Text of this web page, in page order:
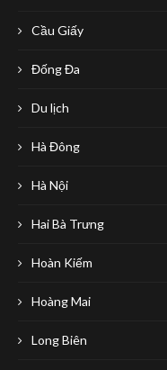
Cầu Giấy
Đống Đa
Du lịch
Hà Đông
Hà Nội
Hai Bà Trưng
Hoàn Kiếm
Hoàng Mai
Long Biên